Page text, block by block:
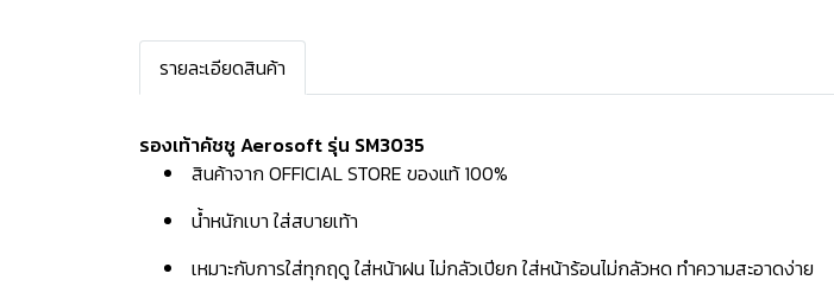
รายละเอียดสินค้า
รองเท้าคัชชู Aerosoft รุ่น SM3035
สินค้าจาก OFFICIAL STORE ของแท้ 100%
น้ำหนักเบา ใส่สบายเท้า
เหมาะกับการใส่ทุกฤดู ใส่หน้าฝน ไม่กลัวเปียก ใส่หน้าร้อนไม่กลัวหด ทำความสะอาดง่าย